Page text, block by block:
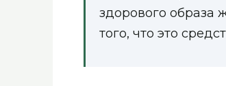
здорового образа
того, что это